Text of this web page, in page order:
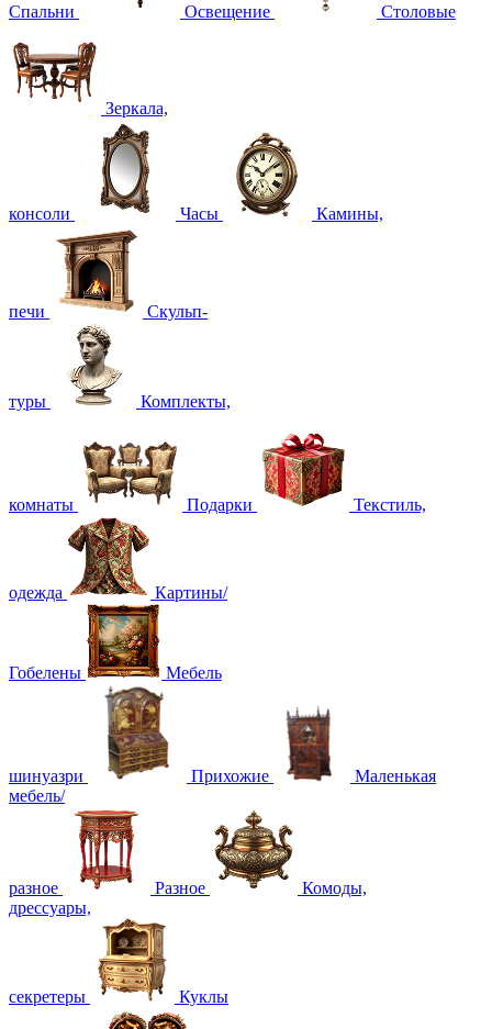
Спальни Освещение Столовые
Зеркала,
консоли Часы Камины,
печи Скульп-
туры Комплекты,
комнаты Подарки Текстиль,
одежда Картины/
Гобелены Мебель
шинуазри Прихожие
Маленькая
мебель/
разное Разное
Комоды,
дрессуары,
секретеры Куклы